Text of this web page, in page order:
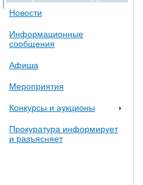
Новости
Информационные
сообщения
Афиша
Мероприятия
Конкурсы и аукционы
Прокуратура информирует
и разъясняет